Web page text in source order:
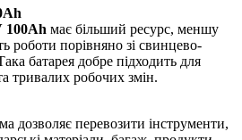
100Ah має більший ресурс, меншу
роботи порівняно зі свинцево-
батарея добре підходить для
тривалих робочих змін.
дозволяє перевозити інструменти,